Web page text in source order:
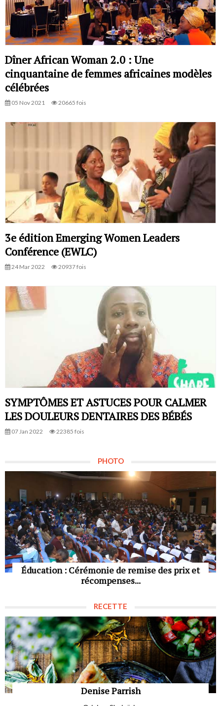
Dîner African Woman 2.0 : Une
cinquantaine de femmes africaines modèles
célébrées
05 Nov 2021 20665 fois
3e édition Emerging Women Leaders
Conférence (EWLC)
24 Mar 2022 20937 fois
SYMPTÔMES ET ASTUCES POUR CALMER
LES DOULEURS DENTAIRES DES BÉBÉS
07 Jan 2022 22385 fois
PHOTO
Éducation : Cérémonie de remise des prix et
récompenses...
RECETTE
Denise Parrish